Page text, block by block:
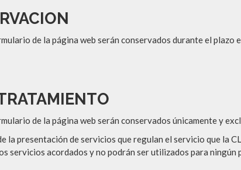
de la página web serán conservados durante el
de la página web serán conservados únicamente y
la presentación de servicios que regulan el servicio que la
servicios acordados y no podrán ser utilizados para